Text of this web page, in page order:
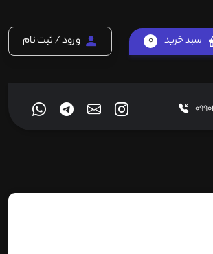
سبد خرید 0 ورود / ثبت نام